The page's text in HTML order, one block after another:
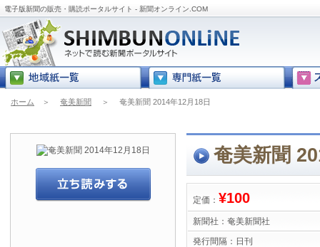
電子版新聞の販売・購読ポータルサイト - 新聞オンライン.COM
ホーム ＞ 奄美新聞 ＞ 奄美新聞 2014年12月18日
奄美新聞
定価： ¥100
新聞社： 奄美新聞社
発行間隔： 日刊